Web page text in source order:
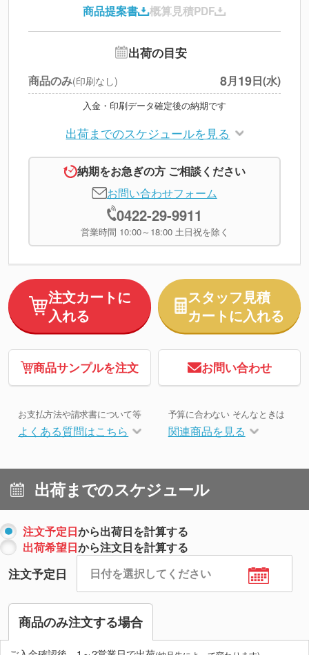
税別合計
商品提案書 概算見積PDF
出荷の目安
商品のみ(印刷なし) 8月19日(水)
入金・印刷データ確定後の納期です
出荷までのスケジュールを見る
納期をお急ぎの方 ご相談ください
お問い合わせフォーム
0422-29-9911
営業時間 10:00～18:00 土日祝を除く
注文カートに
入れる
スタッフ見積
カートに入れる
商品サンプルを注文 お問い合わせ
お支払方法や請求書について等
よくある質問はこちら
予算に合わない そんなときは
関連商品を見る
出荷までのスケジュール
注文予定日から出荷日を計算する
出荷希望日から注文日を計算する
注文予定日
商品のみ注文する場合